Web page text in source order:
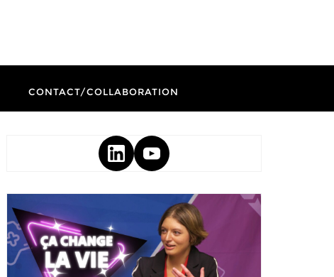
CONTACT/COLLABORATION